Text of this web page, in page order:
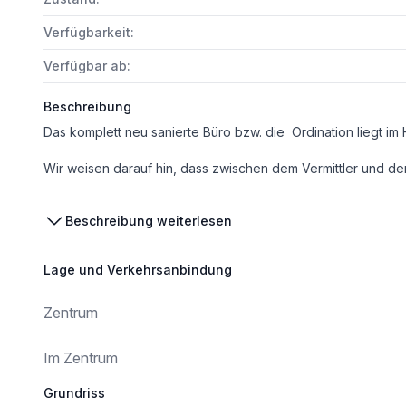
Verfügbarkeit:
Verfügbar ab:
Beschreibung
Wir weisen darauf hin, dass zwischen dem Vermittler und dem zu vermittelnden Dritten ein familiäres
Apotheke <125m
Schule <325m
Kindergarten <675m
Universität <3.825m
Beschreibung weiterlesen
Lage und Verkehrsanbindung
Zentrum
Im Zentrum
Grundriss